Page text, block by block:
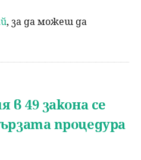
, за да можеш да
в 49 закона се
процедура